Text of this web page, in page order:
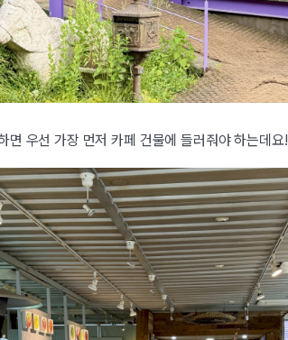
면 우선 가장 먼저 카페 건물에 들러줘야 하는데요!